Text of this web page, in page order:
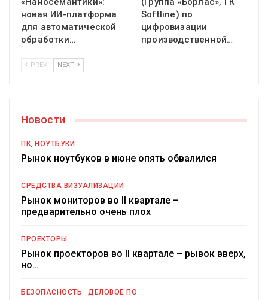
новая ИИ-платформа
для автоматической
обработки…
Softline) по
цифровизации
производственной…
PREV NEXT
Новости
ПК, НОУТБУКИ
Рынок ноутбуков в июне опять обвалился
СРЕДСТВА ВИЗУАЛИЗАЦИИ
Рынок мониторов во II квартале –
предварительно очень плох
ПРОЕКТОРЫ
Рынок проекторов во II квартале – рывок вверх,
но…
БЕЗОПАСНОСТЬ ДЕЛОВОЕ ПО